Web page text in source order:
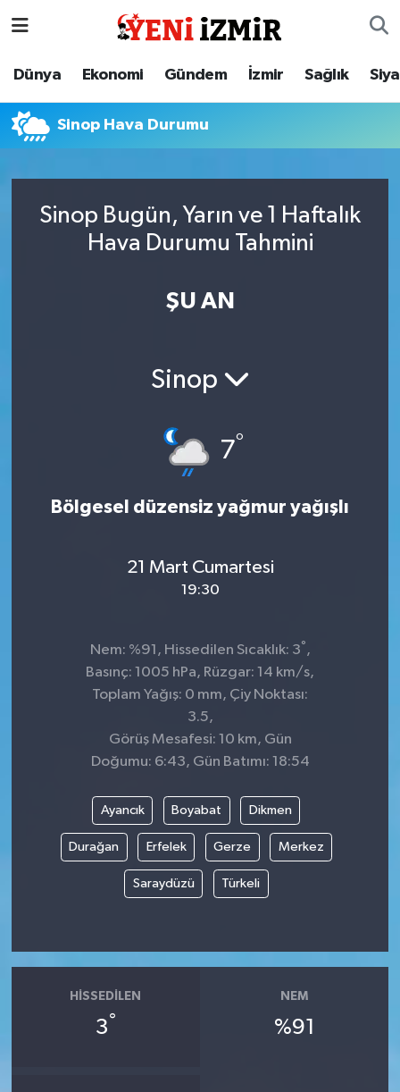
Dünya Ekonomi Gündem İzmir Sağlık
Sinop Hava Durumu
Sinop Bugün, Yarın ve 1 Haftalık
Hava Durumu Tahmini
ŞU AN
Sinop
7°
Bölgesel düzensiz yağmur yağışlı
21 Mart Cumartesi
19:30
Nem: %91, Hissedilen Sıcaklık: 3° ,
Basınç: 1005 hPa, Rüzgar: 14 km/s,
Toplam Yağış: 0 mm, Çiy Noktası:
3.5,
Görüş Mesafesi: 10 km, Gün
Doğumu: 6:43, Gün Batımı: 18:54
Ayancık Boyabat Dikmen
Durağan Erfelek Gerze Merkez
Saraydüzü Türkeli
HISSEDILEN
3°
NEM
%91
Dünya
İzmir
Sağlık
İzmir Nöbetçi Eczaneler
İzmir Trafik Yoğunluk Haritası
Süper Lig Puan Durumu ve Fikstür